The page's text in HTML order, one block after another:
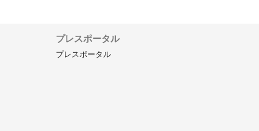
プレスポータル
プレスポータル